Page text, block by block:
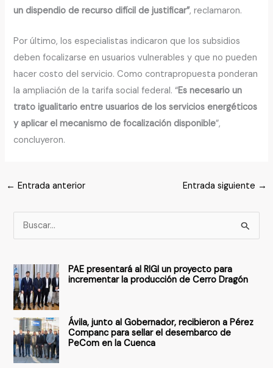
un dispendio de recurso difícil de justificar”, reclamaron.
Por último, los especialistas indicaron que los subsidios
deben focalizarse en usuarios vulnerables y que no pueden
hacer costo del servicio. Como contrapropuesta ponderan
la ampliación de la tarifa social federal. “Es necesario un
trato igualitario entre usuarios de los servicios energéticos
y aplicar el mecanismo de focalización disponible”,
concluyeron.
← Entrada anterior Entrada siguiente →
u
c
a
r
o
r
PAE presentará al RIGI un proyecto para
incrementar la producción de Cerro Dragón
Ávila, junto al Gobernador, recibieron a Pérez
Companc para sellar el desembarco de
PeCom en la Cuenca